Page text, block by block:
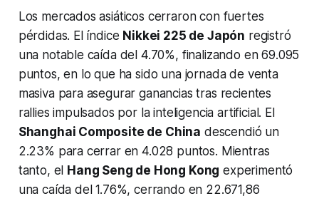
Los mercados asiáticos cerraron con fuertes
pérdidas. El índice Nikkei 225 de Japón registró
una notable caída del 4.70%, finalizando en 69.095
puntos, en lo que ha sido una jornada de venta
masiva para asegurar ganancias tras recientes
rallies impulsados por la inteligencia artificial. El
Shanghai Composite de China descendió un
2.23% para cerrar en 4.028 puntos. Mientras
tanto, el Hang Seng de Hong Kong experimentó
una caída del 1.76%, cerrando en 22.671,86